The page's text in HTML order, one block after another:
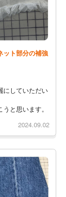
ット部分の補強
にしていただい
と思います。
2024.09.02